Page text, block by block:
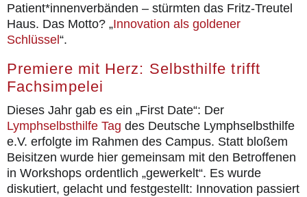
Patient*innenverbänden – stürmten das Fritz-Treutel
Haus. Das Motto? „Innovation als goldener
Schlüssel“.
Premiere mit Herz: Selbsthilfe trifft
Fachsimpelei
Dieses Jahr gab es ein „First Date“: Der
Lymphselbsthilfe Tag des Deutsche Lymphselbsthilfe
e.V. erfolgte im Rahmen des Campus. Statt bloßem
Beisitzen wurde hier gemeinsam mit den Betroffenen
in Workshops ordentlich „gewerkelt“. Es wurde
diskutiert, gelacht und festgestellt: Innovation passiert